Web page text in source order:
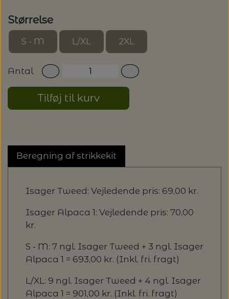
Størrelse
S - M L/XL 2XL
Antal
Tilføj til kurv
Beregning af strikkekit
Isager Tweed: Vejledende pris: 69,00 kr.
Isager Alpaca 1: Vejledende pris: 70,00
kr.
S - M: 7 ngl. Isager Tweed + 3 ngl. Isager
Alpaca 1 = 693,00 kr. (Inkl. fri. fragt)
L/XL: 9 ngl. Isager Tweed + 4 ngl. Isager
Alpaca 1 = 901,00 kr. (Inkl. fri. fragt)